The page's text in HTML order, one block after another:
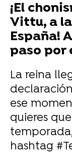
¡El
Vittu, a
España!
paso por
La reina
ese
quieres
hashtag